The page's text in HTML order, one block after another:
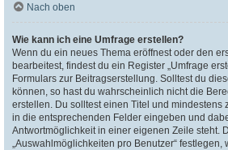
Nach oben
Wie kann ich eine Umfrage erstellen?
Wenn du ein neues Thema eröffnest oder den
bearbeitest, findest du ein Register „Umfrage
Formulars zur Beitragserstellung. Solltest du
können, so hast du wahrscheinlich nicht die
erstellen. Du solltest einen Titel und mindestens
in die entsprechenden Felder eingeben und
Antwortmöglichkeit in einer eigenen Zeile steht.
„Auswahlmöglichkeiten pro Benutzer“ festlegen,